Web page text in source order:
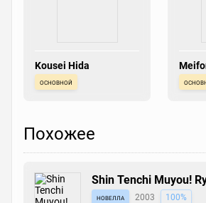
Kousei Hida
основной
Похожее
Shin Tenchi Muyou!
Gaiden: Tenchi Muyou!
новелла 2003 100%